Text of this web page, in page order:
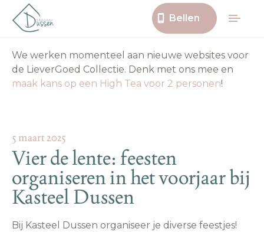
Bellen
We werken momenteel aan nieuwe websites voor
de LieverGoed Collectie. Denk met ons mee en
maak kans op een High Tea voor 2 personen!
5 maart 2025
Vier de lente: feesten
organiseren in het voorjaar bij
Kasteel Dussen
Bij Kasteel Dussen organiseer je diverse feestjes!